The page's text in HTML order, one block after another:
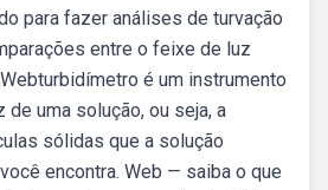
para fazer análises de turvação
entre o feixe de luz
é um instrumento
uma solução, ou seja, a
sólidas que a solução
encontra. Web — saiba o que